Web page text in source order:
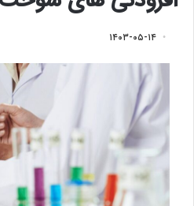
۱۴۰۳-۰۵-۱۴